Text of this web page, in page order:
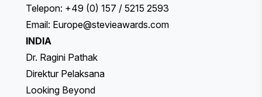
Telepon: +49 (0) 157 / 5215 2593
Email: Europe@stevieawards.com
INDIA
Dr. Ragini Pathak
Direktur Pelaksana
Looking Beyond